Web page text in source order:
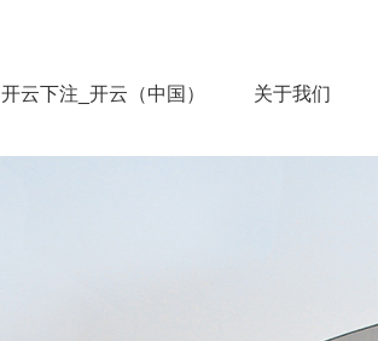
开云下注_开云（中国） 关于我们